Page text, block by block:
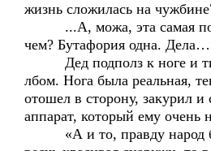
жизнь сложилась на
...А, можа, эта самая
чем? Бутафория одна.
Дед подполз к ноге и
лбом. Нога была реальная,
отошел в сторону, закурил и
аппарат, который ему очень
«А и то, правду народ